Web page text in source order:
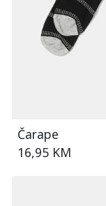
Čarape
16,95 KM